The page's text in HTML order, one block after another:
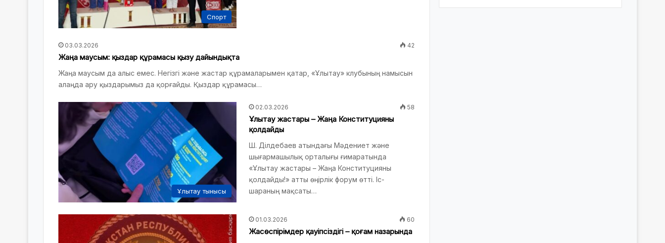
Спорт
03.03.2026 42
Жаңа маусым: қыздар құрамасы қызу дайындықта
Жаңа маусым да алыс емес. Негізгі және жастар құрамаларымен қатар, «Ұлытау» клубының намысын
алаңда ару қыздарымыз да қорғайды. Қыздар құрамасы…
Ұлытау тынысы
02.03.2026 58
Ұлытау жастары – Жаңа Конституцияны
қолдайды
Ш. Ділдебаев атындағы Мәдениет және
шығармашылық орталығы ғимаратында
«Ұлытау жастары – Жаңа Конституцияны
қолдайды!» атты өңірлік форум өтті. Іс-
шараның мақсаты…
01.03.2026 60
Жасөспірімдер қауіпсіздігі – қоғам назарында